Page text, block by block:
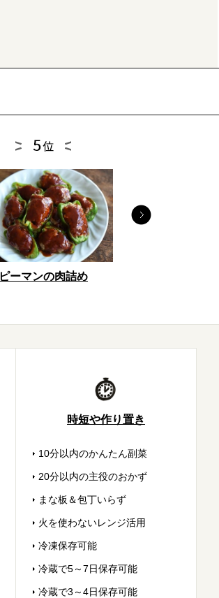
ピーマンの肉詰め
時短や作り置き
10分以内のかんたん副菜
20分以内の主役のおかず
まな板＆包丁いらず
火を使わないレンジ活用
冷凍保存可能
冷蔵で5～7日保存可能
冷蔵で3～4日保存可能